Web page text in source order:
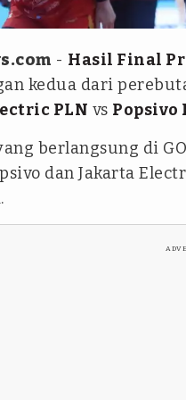
- Hasil Final
kedua dari
PLN vs Popsivo
berlangsung di
dan Jakarta